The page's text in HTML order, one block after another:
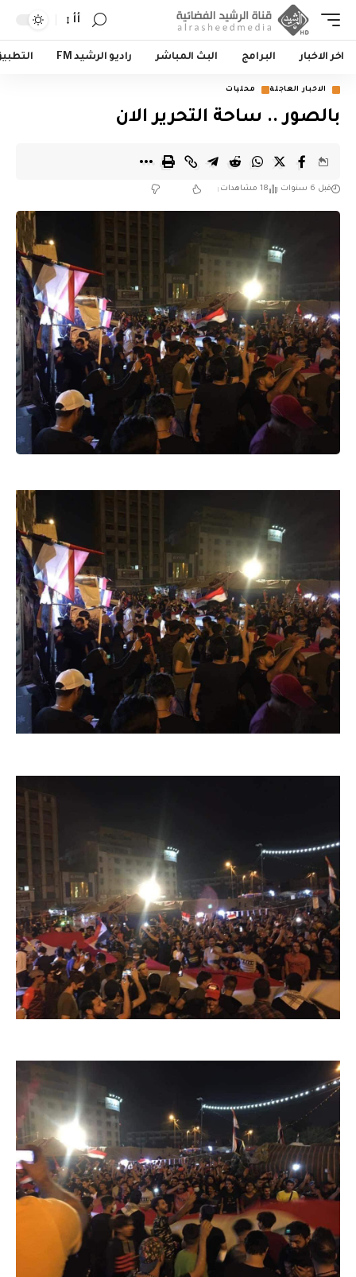
أأ
اخر الاخبار البرامج البث المباشر راديو الرشيد FM
الاخبار العاجلة محليات
بالصور .. ساحة التحرير الان
قبل 6 سنوات 18 مشاهدات